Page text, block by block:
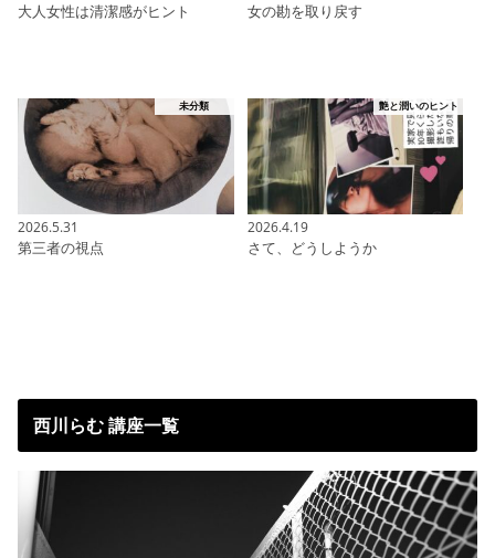
大人女性は清潔感がヒント 女の勘を取り戻す
未分類
2026.5.31
第三者の視点
艶と潤いのヒント
2026.4.19
さて、どうしようか
西川らむ 講座一覧